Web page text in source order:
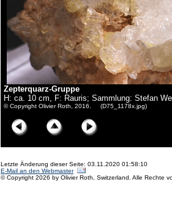
Zepterquarz-Gruppe
H: ca. 10 cm, F: Rauris; Sammlung: Stefan
© Copyright Olivier Roth, 2016. (D75_1178x.jpg)
Letzte Änderung dieser Seite: 03.11.2020 01:58:10
E-Mail an den Webmaster
© Copyright 2026 by Olivier Roth, Switzerland. Alle Rechte